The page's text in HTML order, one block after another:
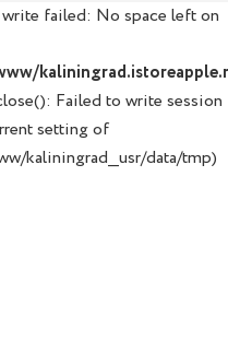
failed: No space left on
Failed to write session
setting of
kaliningrad__usr/data/tmp)